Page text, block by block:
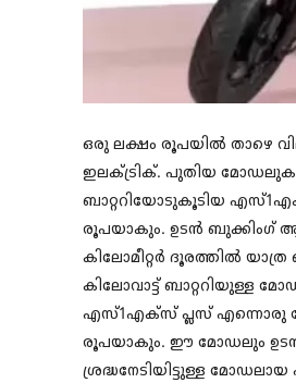
ഒരു ലക്ഷം രൂപയില്‍ താഴെ
ഇലക്ട്രിക്. പുതിയ
ബാറ്ററിയോടുകൂടിയ
രൂപയാകും. ഉടന്‍ ബുക്കിംഗ്
കിലോമീറ്റര്‍ ദൂരത്തില്‍
കിലോവാട്ട് ബാറ്ററിയുള്ള
എസ്1എക്സ് പ്ലസ് എന്നൊരു
രൂപയാകും. ഈ മോഡലും ഉടന്‍
ശ്രദ്ധനേടിയിട്ടുള്ള